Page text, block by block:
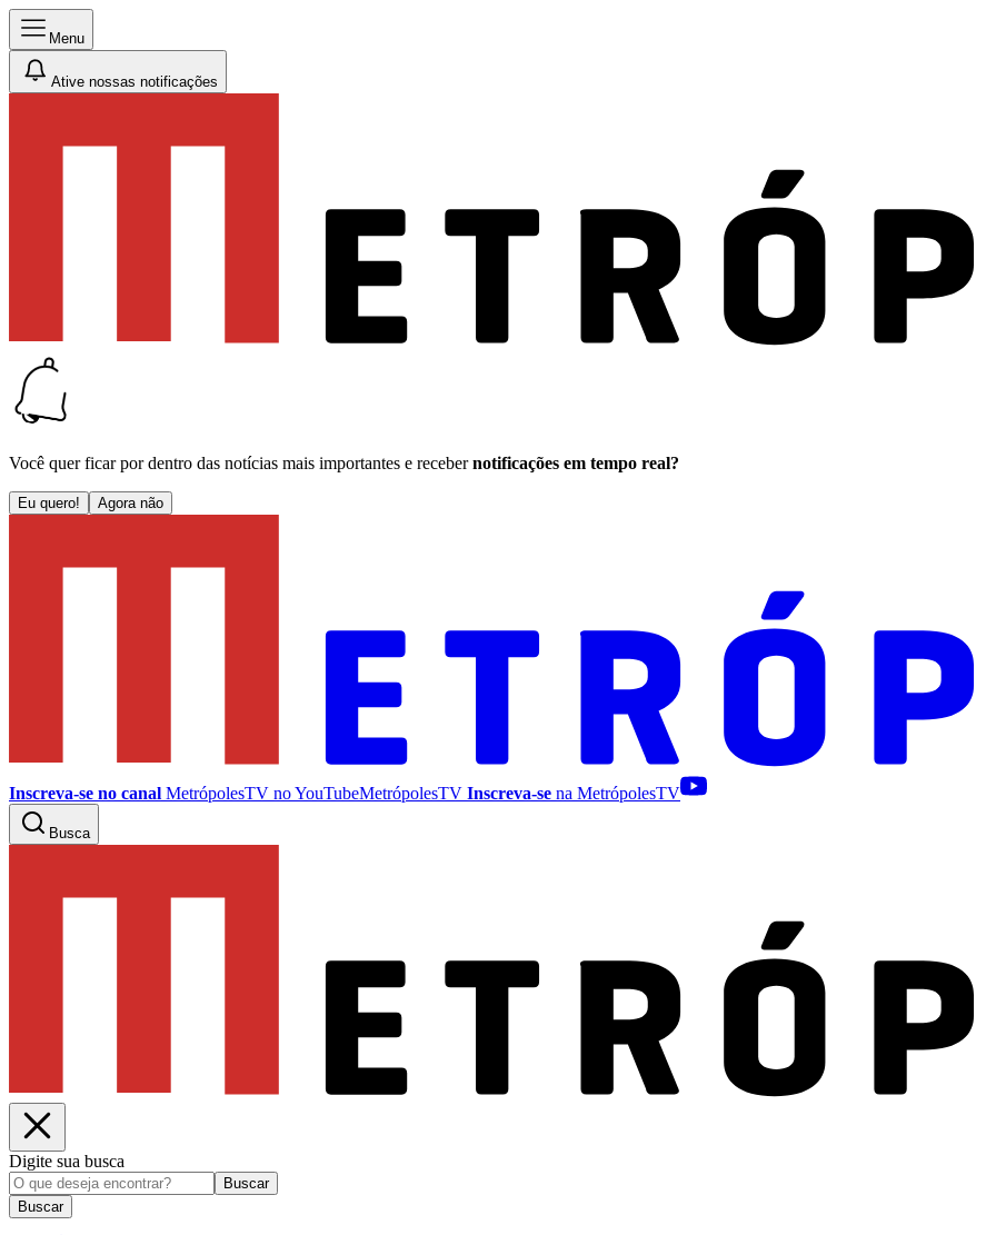
Menu
Ative nossas notificações
Você quer ficar por dentro das notícias mais importantes e receber notificações em tempo real?
Eu quero! Agora não
Inscreva-se no canal MetrópolesTV noYouTubeMetrópolesTV Inscreva-se na MetrópolesTV
Busca
Digite sua busca
Buscar
Buscar